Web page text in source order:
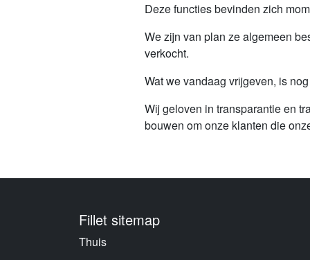
Deze functies bevinden zich
We zijn van plan ze algemeen
verkocht.
Wat we vandaag vrijgeven, is
Wij geloven in transparantie en
bouwen om onze klanten die
Fillet sitemap
Thuis